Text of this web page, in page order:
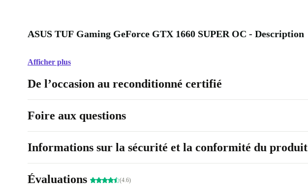
ASUS TUF Gaming GeForce GTX 1660 SUPER OC - Description
Afficher plus
De l’occasion au reconditionné certifié
Foire aux questions
Informations sur la sécurité et la conformité du produit
Évaluations (4.6)